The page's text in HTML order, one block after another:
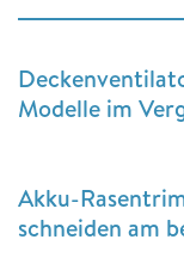
Modelle im
Akku-
schneiden am